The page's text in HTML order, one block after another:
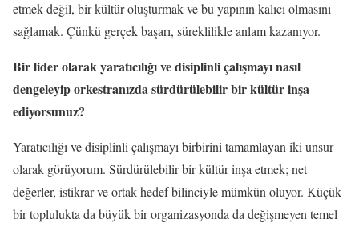
etmek değil, bir kültür oluşturmak ve bu yapının kalıcı olmasını
sağlamak. Çünkü gerçek başarı, süreklilikle anlam kazanıyor.
Bir lider olarak yaratıcılığı ve disiplinli çalışmayı nasıl
dengeleyip orkestranızda sürdürülebilir bir kültür inşa
ediyorsunuz?
Yaratıcılığı ve disiplinli çalışmayı birbirini tamamlayan iki unsur
olarak görüyorum. Sürdürülebilir bir kültür inşa etmek; net
değerler, istikrar ve ortak hedef bilinciyle mümkün oluyor. Küçük
bir toplulukta da büyük bir organizasyonda da değişmeyen temel